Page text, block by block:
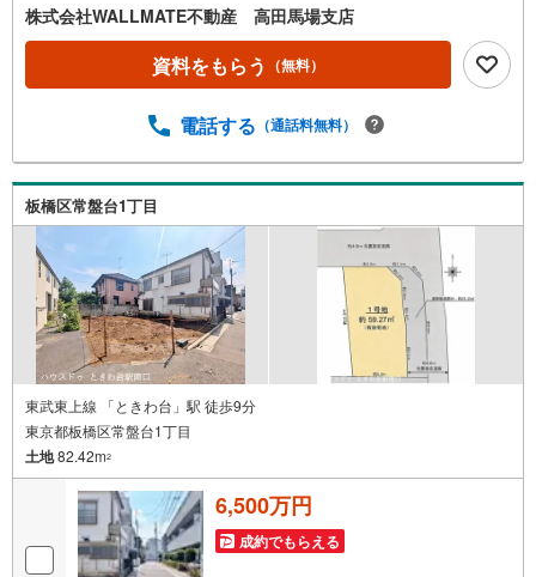
エリアに特化した情報網を駆使し、最良の不動産をご提案
■住宅ローンシュミレーション無料相談会 毎日随時開催中
■ウォールメイトオリジナルの住宅購入・住替え等について
分かりやすく解説したガイドブックをご希望者様に【無料
株式会社WALLMATE不動産 高田馬場支店
資料をもらう （無料）
電話する （通話料無料）
板橋区常盤台1丁目
東武東上線 「ときわ台」駅 徒歩9分
東京都板橋区常盤台1丁目
土地82.42m2
6,500万円
成約でもらえる